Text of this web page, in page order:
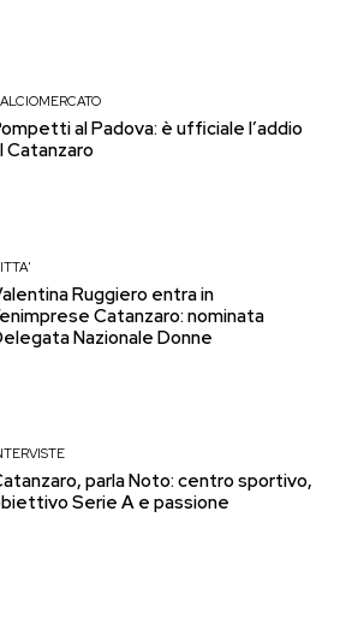
al Padova: è ufficiale l’addio
Catanzaro
Ruggiero entra in
Catanzaro: nominata
Nazionale Donne
parla Noto: centro sportivo,
Serie A e passione